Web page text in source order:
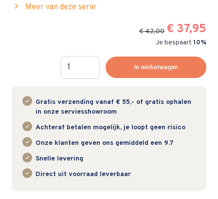
chevron_right Meer van deze serie
€ 42,00 € 37,95
Je bespaart 10%
Hoeveelheid
In winkelwagen
Gratis verzending vanaf € 55,- of gratis ophalen
in onze serviesshowroom
Achteraf betalen mogelijk, je loopt geen risico
Onze klanten geven ons gemiddeld een 9.7
Snelle levering
Direct uit voorraad leverbaar